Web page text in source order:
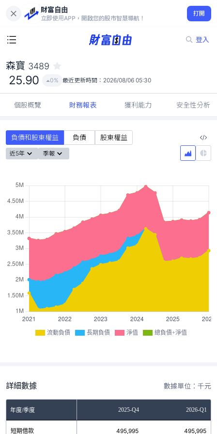
財富自由
立即使用APP，開啟您的股市智慧導航！
打開
登入
25.90
0%
森寶 3489
25.90 0% 最近更新時間： 2026/08/06 05:30
個股概覽 財務報表 獲利能力 安全性分析
負債和股東權益 負債 股東權益
近5年 季報
流動負債 長期負債 淨值 總負債+淨值
詳細數據 數據單位：千元
年度/季度 2025-Q4 2026-Q1
短期借款 495,995 495,995